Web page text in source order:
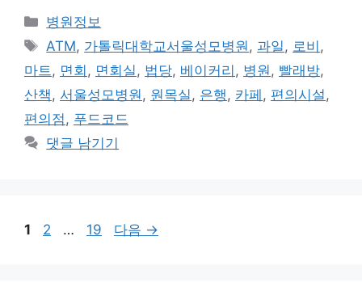
카
테
리
병원정보
태
그
ATM, 가톨릭대학교서울성모병원, 과일, 로비 ,
마트, 면회 , 면회실, 법당, 베이커리 , 병원, 빨래방,
산책, 서울성모병원, 원목실, 은행, 카페 , 편의시설 ,
편의점, 푸드코드
댓글 남기기
페
1
페
2 …
페
19 다음 →